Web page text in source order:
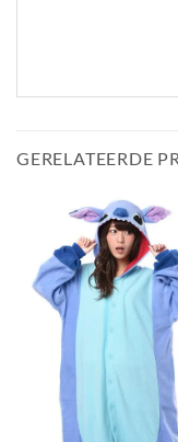
GERELATEERDE